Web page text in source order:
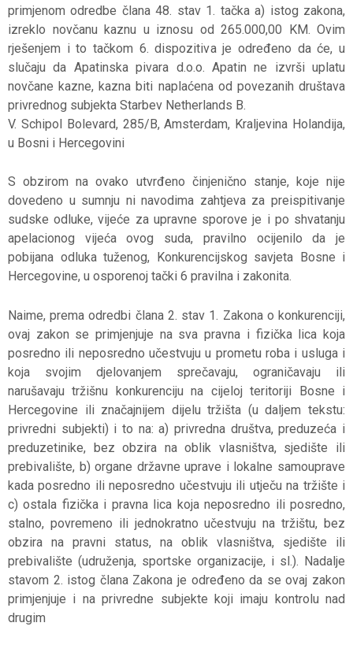
primjenom odredbe člana 48. stav 1. tačka a) istog zakona,
izreklo novčanu kaznu u iznosu od 265.000,00 KM. Ovim
rješenjem i to tačkom 6. dispozitiva je određeno da će, u
slučaju da Apatinska pivara d.o.o. Apatin ne izvrši uplatu
novčane kazne, kazna biti naplaćena od povezanih društava
privrednog subjekta Starbev Netherlands B.
V. Schipol Bolevard, 285/B, Amsterdam, Kraljevina Holandija,
u Bosni i Hercegovini
S obzirom na ovako utvrđeno činjenično stanje, koje nije
dovedeno u sumnju ni navodima zahtjeva za preispitivanje
sudske odluke, vijeće za upravne sporove je i po shvatanju
apelacionog vijeća ovog suda, pravilno ocijenilo da je
pobijana odluka tuženog, Konkurencijskog savjeta Bosne i
Hercegovine, u osporenoj tački 6 pravilna i zakonita.
Naime, prema odredbi člana 2. stav 1. Zakona o konkurenciji,
ovaj zakon se primjenjuje na sva pravna i fizička lica koja
posredno ili neposredno učestvuju u prometu roba i usluga i
koja svojim djelovanjem sprečavaju, ograničavaju ili
narušavaju tržišnu konkurenciju na cijeloj teritoriji Bosne i
Hercegovine ili značajnijem dijelu tržišta (u daljem tekstu:
privredni subjekti) i to na: a) privredna društva, preduzeća i
preduzetinike, bez obzira na oblik vlasništva, sjedište ili
prebivalište, b) organe državne uprave i lokalne samouprave
kada posredno ili neposredno učestvuju ili utječu na tržište i
c) ostala fizička i pravna lica koja neposredno ili posredno,
stalno, povremeno ili jednokratno učestvuju na tržištu, bez
obzira na pravni status, na oblik vlasništva, sjedište ili
prebivalište (udruženja, sportske organizacije, i sl.). Nadalje
stavom 2. istog člana Zakona je određeno da se ovaj zakon
primjenjuje i na privredne subjekte koji imaju kontrolu nad
drugim